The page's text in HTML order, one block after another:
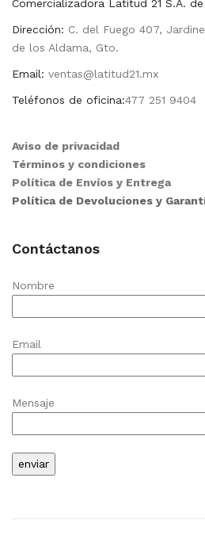
Comercializadora Latitud 21 S.A. de
Dirección: C. del Fuego 407,
de los Aldama, Gto.
Email: ventas@latitud21.mx
Teléfonos de oficina:477 251 9404
Aviso de privacidad
Términos y condiciones
Política de Envíos y Entrega
Política de Devoluciones y
Contáctanos
Nombre
Email
Mensaje